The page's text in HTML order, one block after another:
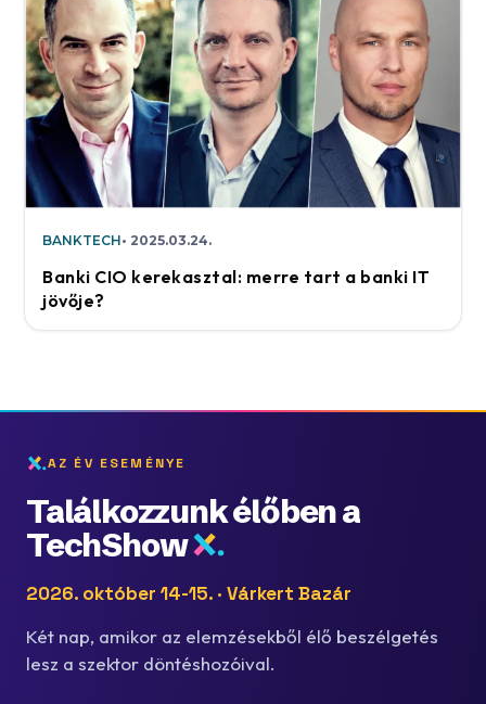
BANKTECH 2025.03.24.
Banki CIO kerekasztal: merre tart a banki IT
jövője?
AZ ÉV ESEMÉNYE
Találkozzunk élőben a
TechShow
2026. október 14-15. · Várkert Bazár
Két nap, amikor az elemzésekből élő beszélgetés
lesz a szektor döntéshozóival.